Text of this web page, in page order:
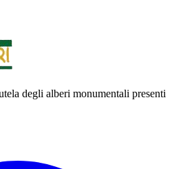
degli alberi monumentali presenti